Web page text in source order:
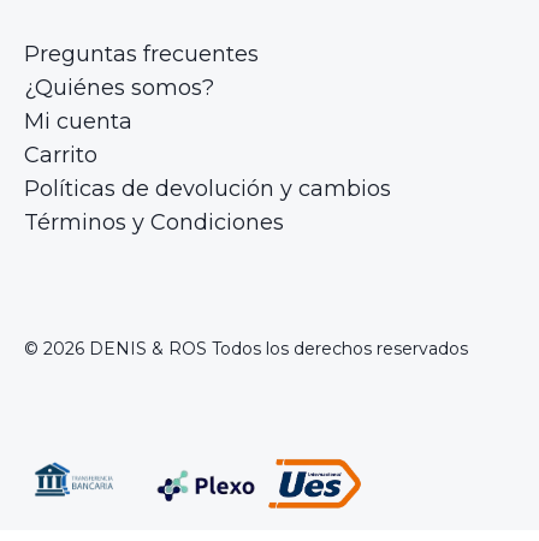
Preguntas frecuentes
¿Quiénes somos?
Mi cuenta
Carrito
Políticas de devolución y cambios
Términos y Condiciones
© 2026 DENIS & ROS Todos los derechos reservados